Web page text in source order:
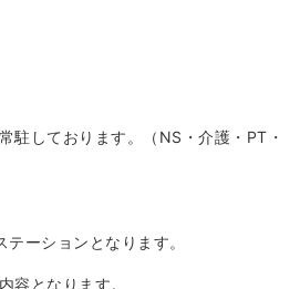
駐しております。（NS・介護・PT・
ーションとなります。
容となります。